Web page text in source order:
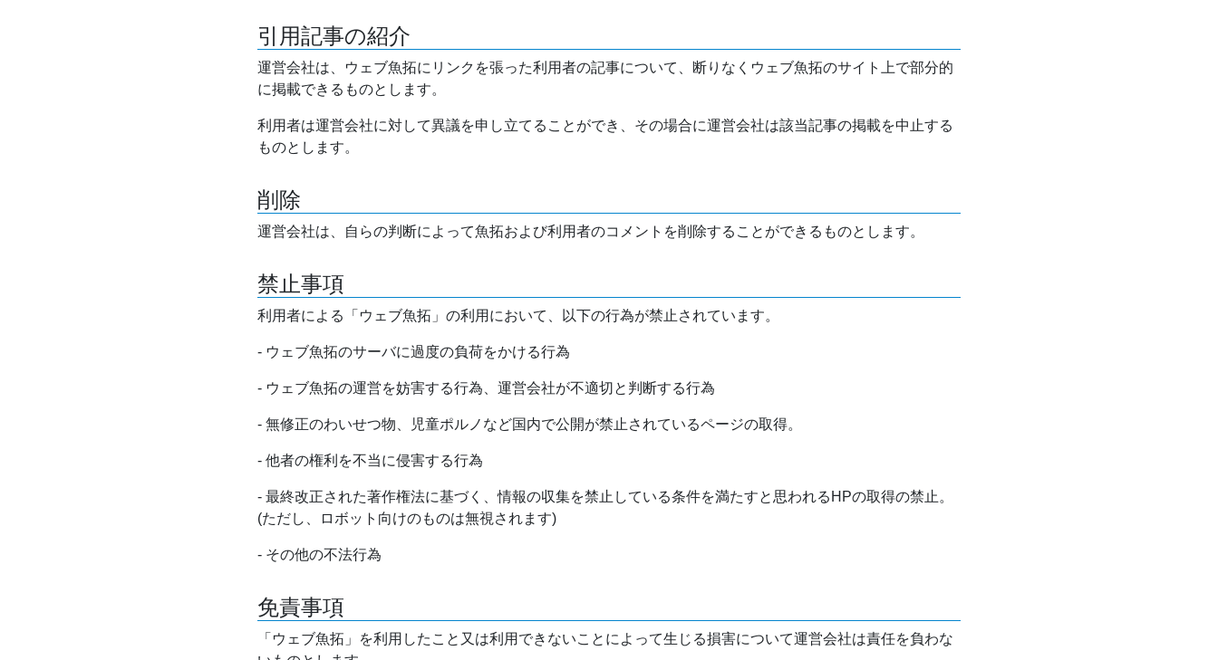
引用記事の紹介
運営会社は、ウェブ魚拓にリンクを張った利用者の記事について、断りなくウェブ魚拓のサイト上で部分的
に掲載できるものとします。
利用者は運営会社に対して異議を申し立てることができ、その場合に運営会社は該当記事の掲載を中止する
ものとします。
削除
運営会社は、自らの判断によって魚拓および利用者のコメントを削除することができるものとします。
禁止事項
利用者による「ウェブ魚拓」の利用において、以下の行為が禁止されています。
- ウェブ魚拓のサーバに過度の負荷をかける行為
- ウェブ魚拓の運営を妨害する行為、運営会社が不適切と判断する行為
- 無修正のわいせつ物、児童ポルノなど国内で公開が禁止されているページの取得。
- 他者の権利を不当に侵害する行為
- 最終改正された著作権法に基づく、情報の収集を禁止している条件を満たすと思われるHPの取得の禁止。
(ただし、ロボット向けのものは無視されます)
- その他の不法行為
免責事項
「ウェブ魚拓」を利用したこと又は利用できないことによって生じる損害について運営会社は責任を負わな